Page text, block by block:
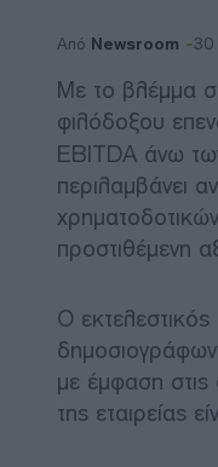
Από Newsroom 30
Με το βλέμμα
φιλόδοξου
EBITDA άνω
περιλαμβάνει
προστιθέμενη
Ο
με έμφαση στις
της εταιρείας